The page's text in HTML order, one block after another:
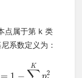
点属于第 k 类
系数定义为：
= 1 −
K
2